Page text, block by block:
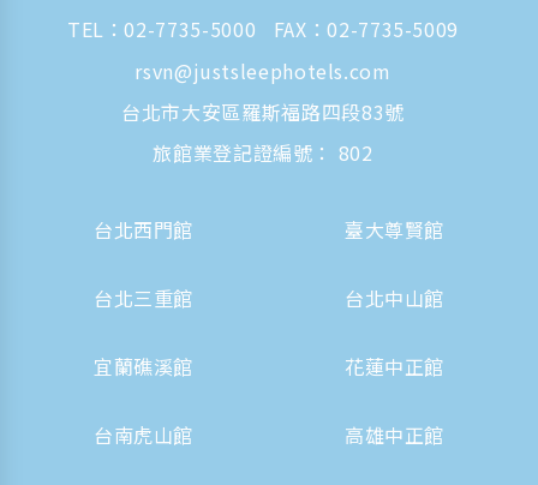
TEL：02-7735-5000
FAX：02-7735-5009
rsvn@justsleephotels.com
台北市大安區羅斯福路四段83號
旅館業登記證編號： 802
台北西門館 臺大尊賢館
台北三重館 台北中山館
宜蘭礁溪館 花蓮中正館
台南虎山館 高雄中正館